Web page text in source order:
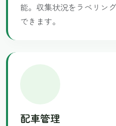
能。収集状況をラベリン
できます。
配車管理